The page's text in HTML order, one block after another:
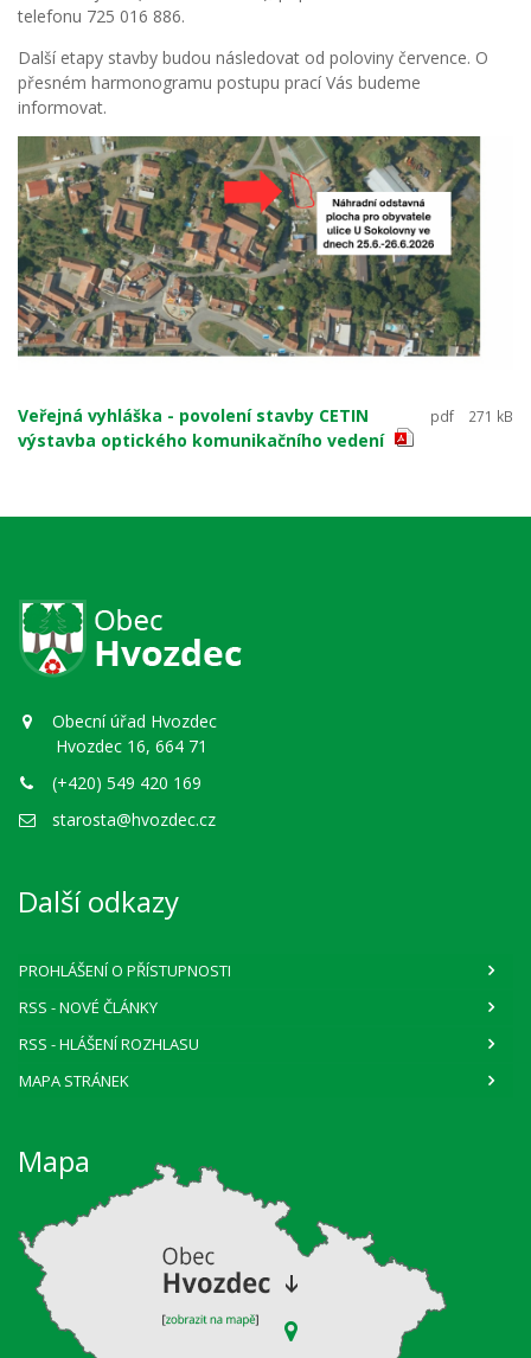
telefonu 725 016 886.
Další etapy stavby budou následovat od poloviny července. O
přesném harmonogramu postupu prací Vás budeme
informovat.
Veřejná vyhláška - povolení stavby CETIN
výstavba optického komunikačního vedení
pdf 271 kB
Obecní úřad Hvozdec
Hvozdec 16, 664 71
(+420) 549 420 169
starosta@hvozdec.cz
Další odkazy
PROHLÁŠENÍ O PŘÍSTUPNOSTI
RSS - NOVÉ ČLÁNKY
RSS - HLÁŠENÍ ROZHLASU
MAPA STRÁNEK
Mapa